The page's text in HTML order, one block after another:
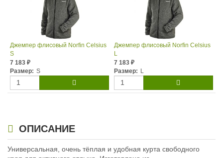
Джемпер флисовый Norfin Celsius
S
7 183 ₽
Размер: S
Джемпер флисовый Norfin Celsius
L
7 183 ₽
Размер: L
ОПИСАНИЕ
Универсальная, очень тёплая и удобная курта свободного